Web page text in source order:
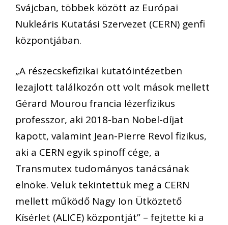
Svájcban, többek között az Európai
Nukleáris Kutatási Szervezet (CERN) genfi
központjában.
„A részecskefizikai kutatóintézetben
lezajlott találkozón ott volt mások mellett
Gérard Mourou francia lézerfizikus
professzor, aki 2018-ban Nobel-díjat
kapott, valamint Jean-Pierre Revol fizikus,
aki a CERN egyik spinoff cége, a
Transmutex tudományos tanácsának
elnöke. Velük tekintettük meg a CERN
mellett működő Nagy Ion Ütköztető
Kísérlet (ALICE) központját” – fejtette ki a